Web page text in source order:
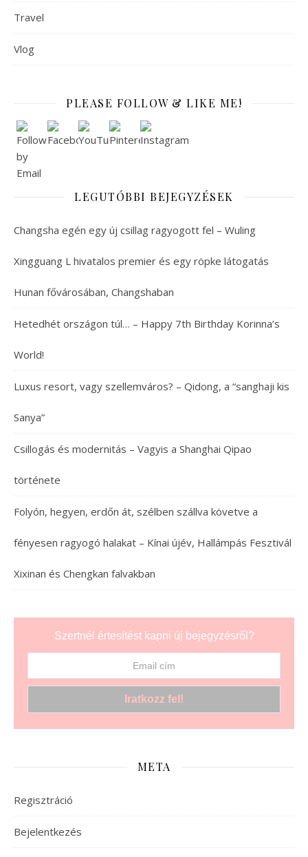
Travel
Vlog
PLEASE FOLLOW & LIKE ME!
LEGUTÓBBI BEJEGYZÉSEK
Changsha egén egy új csillag ragyogott fel – Wuling
Xingguang L hivatalos premier és egy röpke látogatás
Hunan fővárosában, Changshaban
Hetedhét országon túl… – Happy 7th Birthday Korinna’s
World!
Luxus resort, vagy szellemváros? – Qidong, a “sanghaji kis
Sanya”
Csillogás és modernitás – Vagyis a Shanghai Qipao
története
Folyón, hegyen, erdőn át, szélben szállva követve a
fényesen ragyogó halakat – Kínai újév, Hallámpás Fesztivál
Xixinan és Chengkan falvakban
Szertnél értesítést kapni új bejegyzésről?
META
Regisztráció
Bejelentkezés